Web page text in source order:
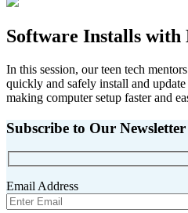
Software Installs with
In this session, our teen tech
quickly and safely install and
making computer setup faster and
Subscribe to Our Newsletter
Email Address